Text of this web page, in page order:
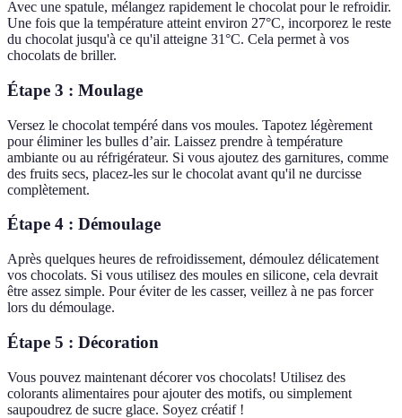
Avec une spatule, mélangez rapidement le chocolat pour le refroidir.
Une fois que la température atteint environ 27°C, incorporez le reste
du chocolat jusqu'à ce qu'il atteigne 31°C. Cela permet à vos
chocolats de briller.
Étape 3 : Moulage
Versez le chocolat tempéré dans vos moules. Tapotez légèrement
pour éliminer les bulles d’air. Laissez prendre à température
ambiante ou au réfrigérateur. Si vous ajoutez des garnitures, comme
des fruits secs, placez-les sur le chocolat avant qu'il ne durcisse
complètement.
Étape 4 : Démoulage
Après quelques heures de refroidissement, démoulez délicatement
vos chocolats. Si vous utilisez des moules en silicone, cela devrait
être assez simple. Pour éviter de les casser, veillez à ne pas forcer
lors du démoulage.
Étape 5 : Décoration
Vous pouvez maintenant décorer vos chocolats! Utilisez des
colorants alimentaires pour ajouter des motifs, ou simplement
saupoudrez de sucre glace. Soyez créatif !